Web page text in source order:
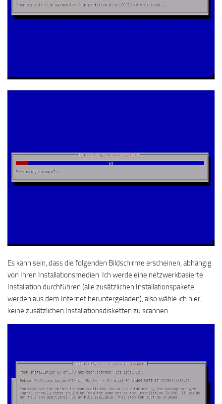
Es kann sein, dass die folgenden Bildschirme erscheinen, abhängig
von Ihren Installationsmedien. Ich werde eine netzwerkbasierte
Installation durchführen (alle zusätzlichen Installationspakete
werden aus dem Internet heruntergeladen), also wähle ich hier,
keine zusätzlichen Installationsdisketten zu scannen.